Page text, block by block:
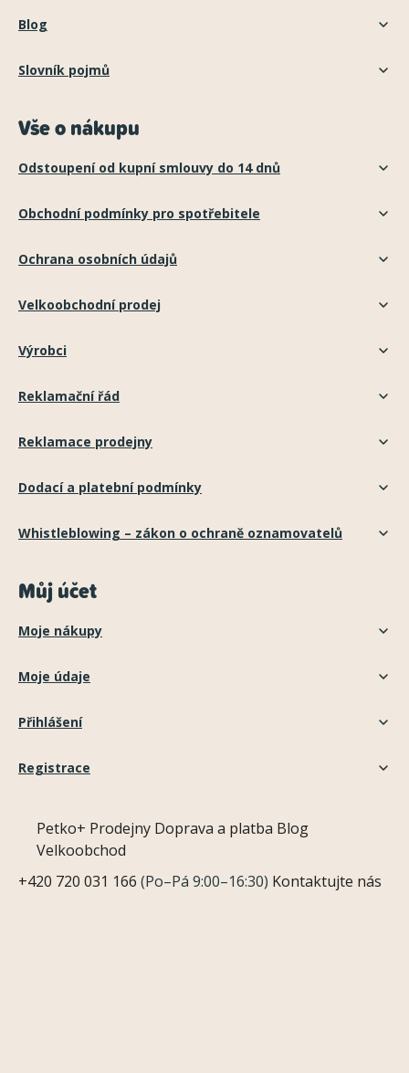
Blog
Slovník pojmů
Vše o nákupu
Odstoupení od kupní smlouvy do 14 dnů
Obchodní podmínky pro spotřebitele
Ochrana osobních údajů
Velkoobchodní prodej
Výrobci
Reklamační řád
Reklamace prodejny
Dodací a platební podmínky
Whistleblowing – zákon o ochraně oznamovatelů
Můj účet
Moje nákupy
Moje údaje
Přihlášení
Registrace
Petko+ Prodejny Doprava a platba Blog
Velkoobchod
+420 720 031 166 (Po–Pá 9:00–16:30) Kontaktujte nás